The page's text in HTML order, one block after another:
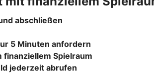
abschließen
5 Minuten anfordern
finanziellem Spielraum
jederzeit abrufen